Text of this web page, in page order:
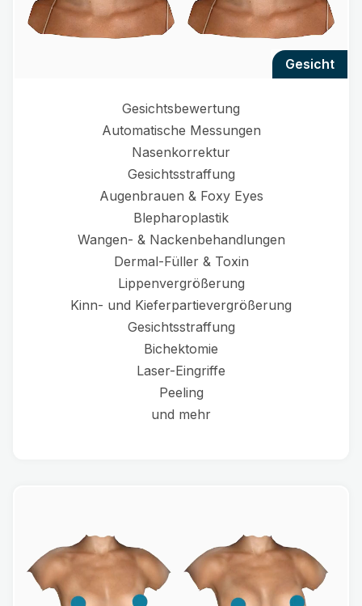
gesicht
Gesichtsbewertung
Automatische Messungen
Nasenkorrektur
Gesichtsstraffung
Augenbrauen & Foxy Eyes
Blepharoplastik
Wangen- & Nackenbehandlungen
Dermal-Füller & Toxin
Lippenvergrößerung
Kinn- und Kieferpartievergrößerung
Gesichtsstraffung
Bichektomie
Laser-Eingriffe
Peeling
und mehr